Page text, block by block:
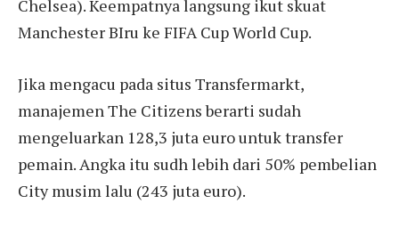
Chelsea). Keempatnya langsung ikut skuat
Manchester BIru ke FIFA Cup World Cup.
Jika mengacu pada situs Transfermarkt,
manajemen The Citizens berarti sudah
mengeluarkan 128,3 juta euro untuk transfer
pemain. Angka itu sudh lebih dari 50% pembelian
City musim lalu (243 juta euro).